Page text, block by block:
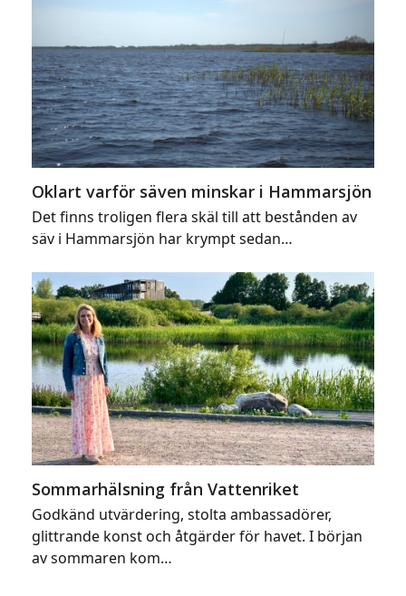
Oklart varför säven minskar i Hammarsjön
Det finns troligen flera skäl till att bestånden av
säv i Hammarsjön har krympt sedan…
Sommarhälsning från Vattenriket
Godkänd utvärdering, stolta ambassadörer,
glittrande konst och åtgärder för havet. I början
av sommaren kom…